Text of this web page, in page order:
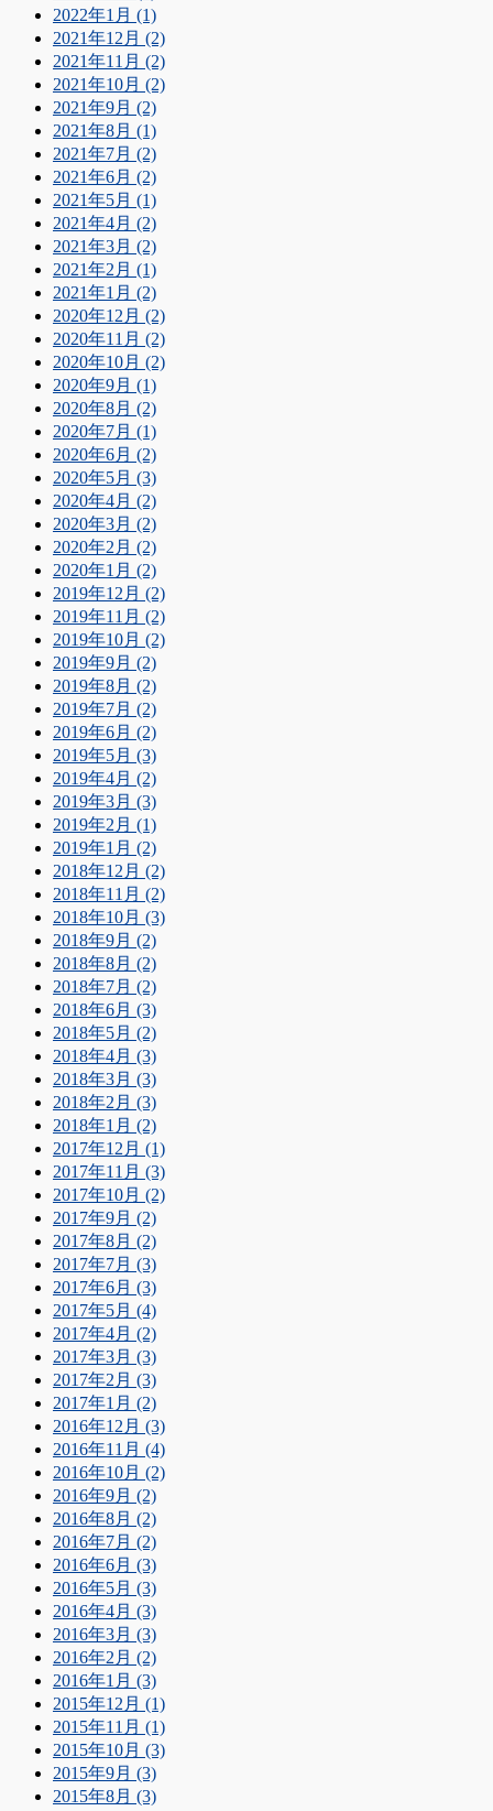
2022年1月 (1)
2021年12月 (2)
2021年11月 (2)
2021年10月 (2)
2021年9月 (2)
2021年8月 (1)
2021年7月 (2)
2021年6月 (2)
2021年5月 (1)
2021年4月 (2)
2021年3月 (2)
2021年2月 (1)
2021年1月 (2)
2020年12月 (2)
2020年11月 (2)
2020年10月 (2)
2020年9月 (1)
2020年8月 (2)
2020年7月 (1)
2020年6月 (2)
2020年5月 (3)
2020年4月 (2)
2020年3月 (2)
2020年2月 (2)
2020年1月 (2)
2019年12月 (2)
2019年11月 (2)
2019年10月 (2)
2019年9月 (2)
2019年8月 (2)
2019年7月 (2)
2019年6月 (2)
2019年5月 (3)
2019年4月 (2)
2019年3月 (3)
2019年2月 (1)
2019年1月 (2)
2018年12月 (2)
2018年11月 (2)
2018年10月 (3)
2018年9月 (2)
2018年8月 (2)
2018年7月 (2)
2018年6月 (3)
2018年5月 (2)
2018年4月 (3)
2018年3月 (3)
2018年2月 (3)
2018年1月 (2)
2017年12月 (1)
2017年11月 (3)
2017年10月 (2)
2017年9月 (2)
2017年8月 (2)
2017年7月 (3)
2017年6月 (3)
2017年5月 (4)
2017年4月 (2)
2017年3月 (3)
2017年2月 (3)
2017年1月 (2)
2016年12月 (3)
2016年11月 (4)
2016年10月 (2)
2016年9月 (2)
2016年8月 (2)
2016年7月 (2)
2016年6月 (3)
2016年5月 (3)
2016年4月 (3)
2016年3月 (3)
2016年2月 (2)
2016年1月 (3)
2015年12月 (1)
2015年11月 (1)
2015年10月 (3)
2015年9月 (3)
2015年8月 (3)